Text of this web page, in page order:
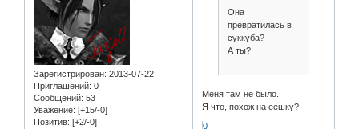
Зарегистрирован: 2013-07-22
Приглашений: 0
Сообщений: 53
Уважение: [+15/-0]
Позитив: [+2/-0]
Она
превратилась в
суккуба?
А ты?
Меня там не было.
Я что, похож на еешку?
0